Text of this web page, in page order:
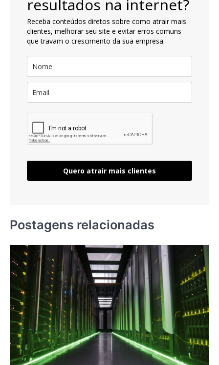
resultados na internet?
Receba conteúdos diretos sobre como atrair mais
clientes, melhorar seu site e evitar erros comuns
que travam o crescimento da sua empresa.
Quero atrair mais clientes
Postagens relacionadas